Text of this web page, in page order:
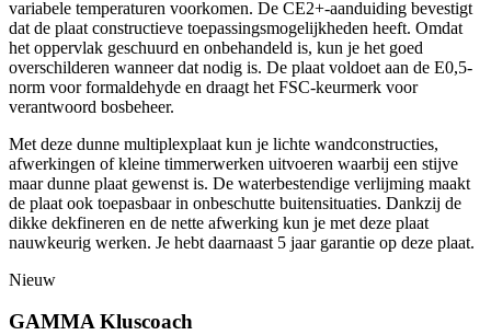
variabele temperaturen voorkomen. De CE2+-aanduiding bevestigt
dat de plaat constructieve toepassingsmogelijkheden heeft. Omdat
het oppervlak geschuurd en onbehandeld is, kun je het goed
overschilderen wanneer dat nodig is. De plaat voldoet aan de E0,5-
norm voor formaldehyde en draagt het FSC-keurmerk voor
verantwoord bosbeheer.
Met deze dunne multiplexplaat kun je lichte wandconstructies,
afwerkingen of kleine timmerwerken uitvoeren waarbij een stijve
maar dunne plaat gewenst is. De waterbestendige verlijming maakt
de plaat ook toepasbaar in onbeschutte buitensituaties. Dankzij de
dikke dekfineren en de nette afwerking kun je met deze plaat
nauwkeurig werken. Je hebt daarnaast 5 jaar garantie op deze plaat.
Nieuw
GAMMA Kluscoach